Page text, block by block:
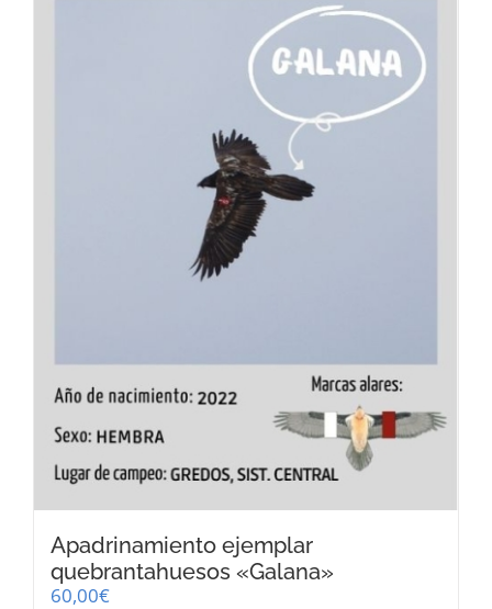
Apadrinamiento ejemplar
quebrantahuesos «Galana»
60,00€